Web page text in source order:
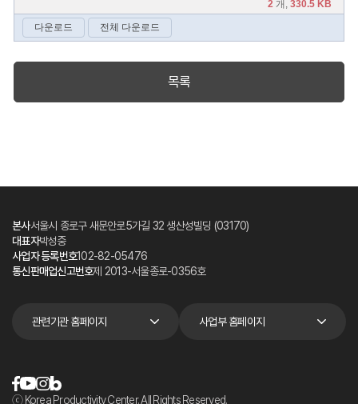
목록
본사서울시 종로구 새문안로5가길 32 생산성빌딩 (03170)
대표자박성중
사업자 등록번호102-82-05476
통신판매업신고번호제 2013-서울종로-0356호
관련기관 홈페이지 사업부 홈페이지
ⓒ Korea Productivity Center. All Rights Reserved.